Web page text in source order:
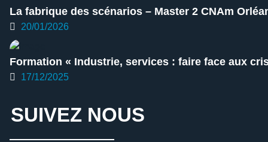
La fabrique des scénarios – Master 2 CNAm
20/01/2026
Formation « Industrie, services : faire face aux
17/12/2025
SUIVEZ NOUS